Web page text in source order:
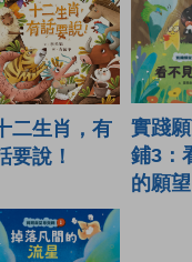
二生肖，有
要說！
實踐
鋪3：
的願望